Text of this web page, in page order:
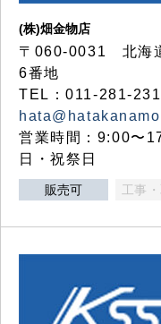
(株)畑金物店
〒060-0031 北海
6番地
TEL：011-281-
営業時間：9:00〜
日・祝祭日
販売可 工事